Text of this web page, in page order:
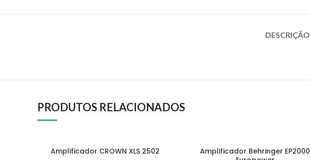
DESCRIÇÃO
PRODUTOS RELACIONADOS
Amplificador CROWN XLS 2502
Amplificador Behringer EP2000